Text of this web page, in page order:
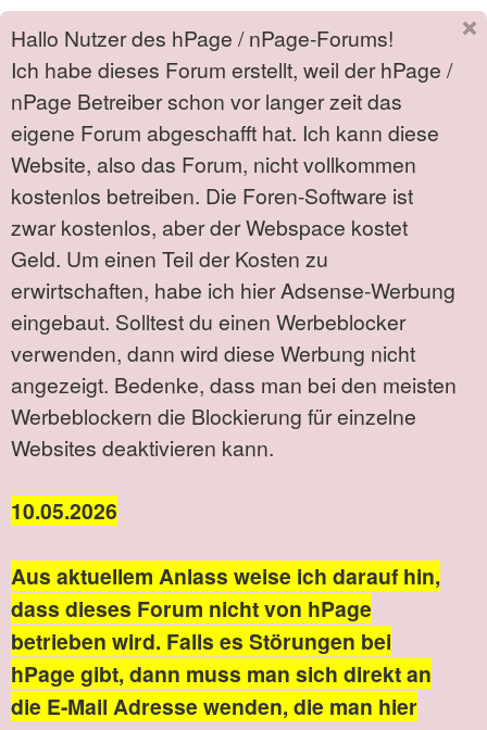
Hallo Nutzer des hPage / nPage-Forums!
Ich habe dieses Forum erstellt, weil der hPage /
nPage Betreiber schon vor langer zeit das
eigene Forum abgeschafft hat. Ich kann diese
Website, also das Forum, nicht vollkommen
kostenlos betreiben. Die Foren-Software ist
zwar kostenlos, aber der Webspace kostet
Geld. Um einen Teil der Kosten zu
erwirtschaften, habe ich hier Adsense-Werbung
eingebaut. Solltest du einen Werbeblocker
verwenden, dann wird diese Werbung nicht
angezeigt. Bedenke, dass man bei den meisten
Werbeblockern die Blockierung für einzelne
Websites deaktivieren kann.
10.05.2026
Aus aktuellem Anlass weise ich darauf hin,
dass dieses Forum nicht von hPage
betrieben wird. Falls es Störungen bei
hPage gibt, dann muss man sich direkt an
die E-Mail Adresse wenden, die man hier